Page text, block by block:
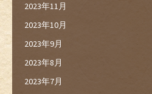
2023年11月
2023年10月
2023年9月
2023年8月
2023年7月